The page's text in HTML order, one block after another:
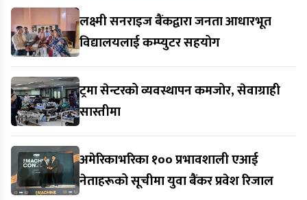
लक्ष्मी सनराइज बैंकद्वारा जनता आधारभूत
विद्यालयलाई कम्प्युटर सहयोग
ट्रमा सेन्टरको व्यवस्थापन कमजोर, सेवाग्राही
सास्तीमा
अमेरिकाभरिका १०० प्रभावशाली एआई
नेताहरूको सूचीमा युवा बैंकर प्रवेश रिजाल